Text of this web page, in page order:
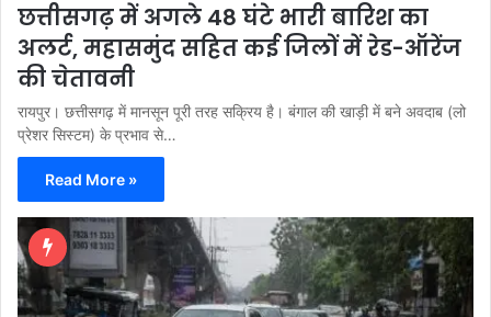
छत्तीसगढ़ में अगले 48 घंटे भारी बारिश का
अलर्ट, महासमुंद सहित कई जिलों में रेड-ऑरेंज
की चेतावनी
रायपुर। छत्तीसगढ़ में मानसून पूरी तरह सक्रिय है। बंगाल की खाड़ी में बने अवदाब (लो
प्रेशर सिस्टम) के प्रभाव से…
Read More »